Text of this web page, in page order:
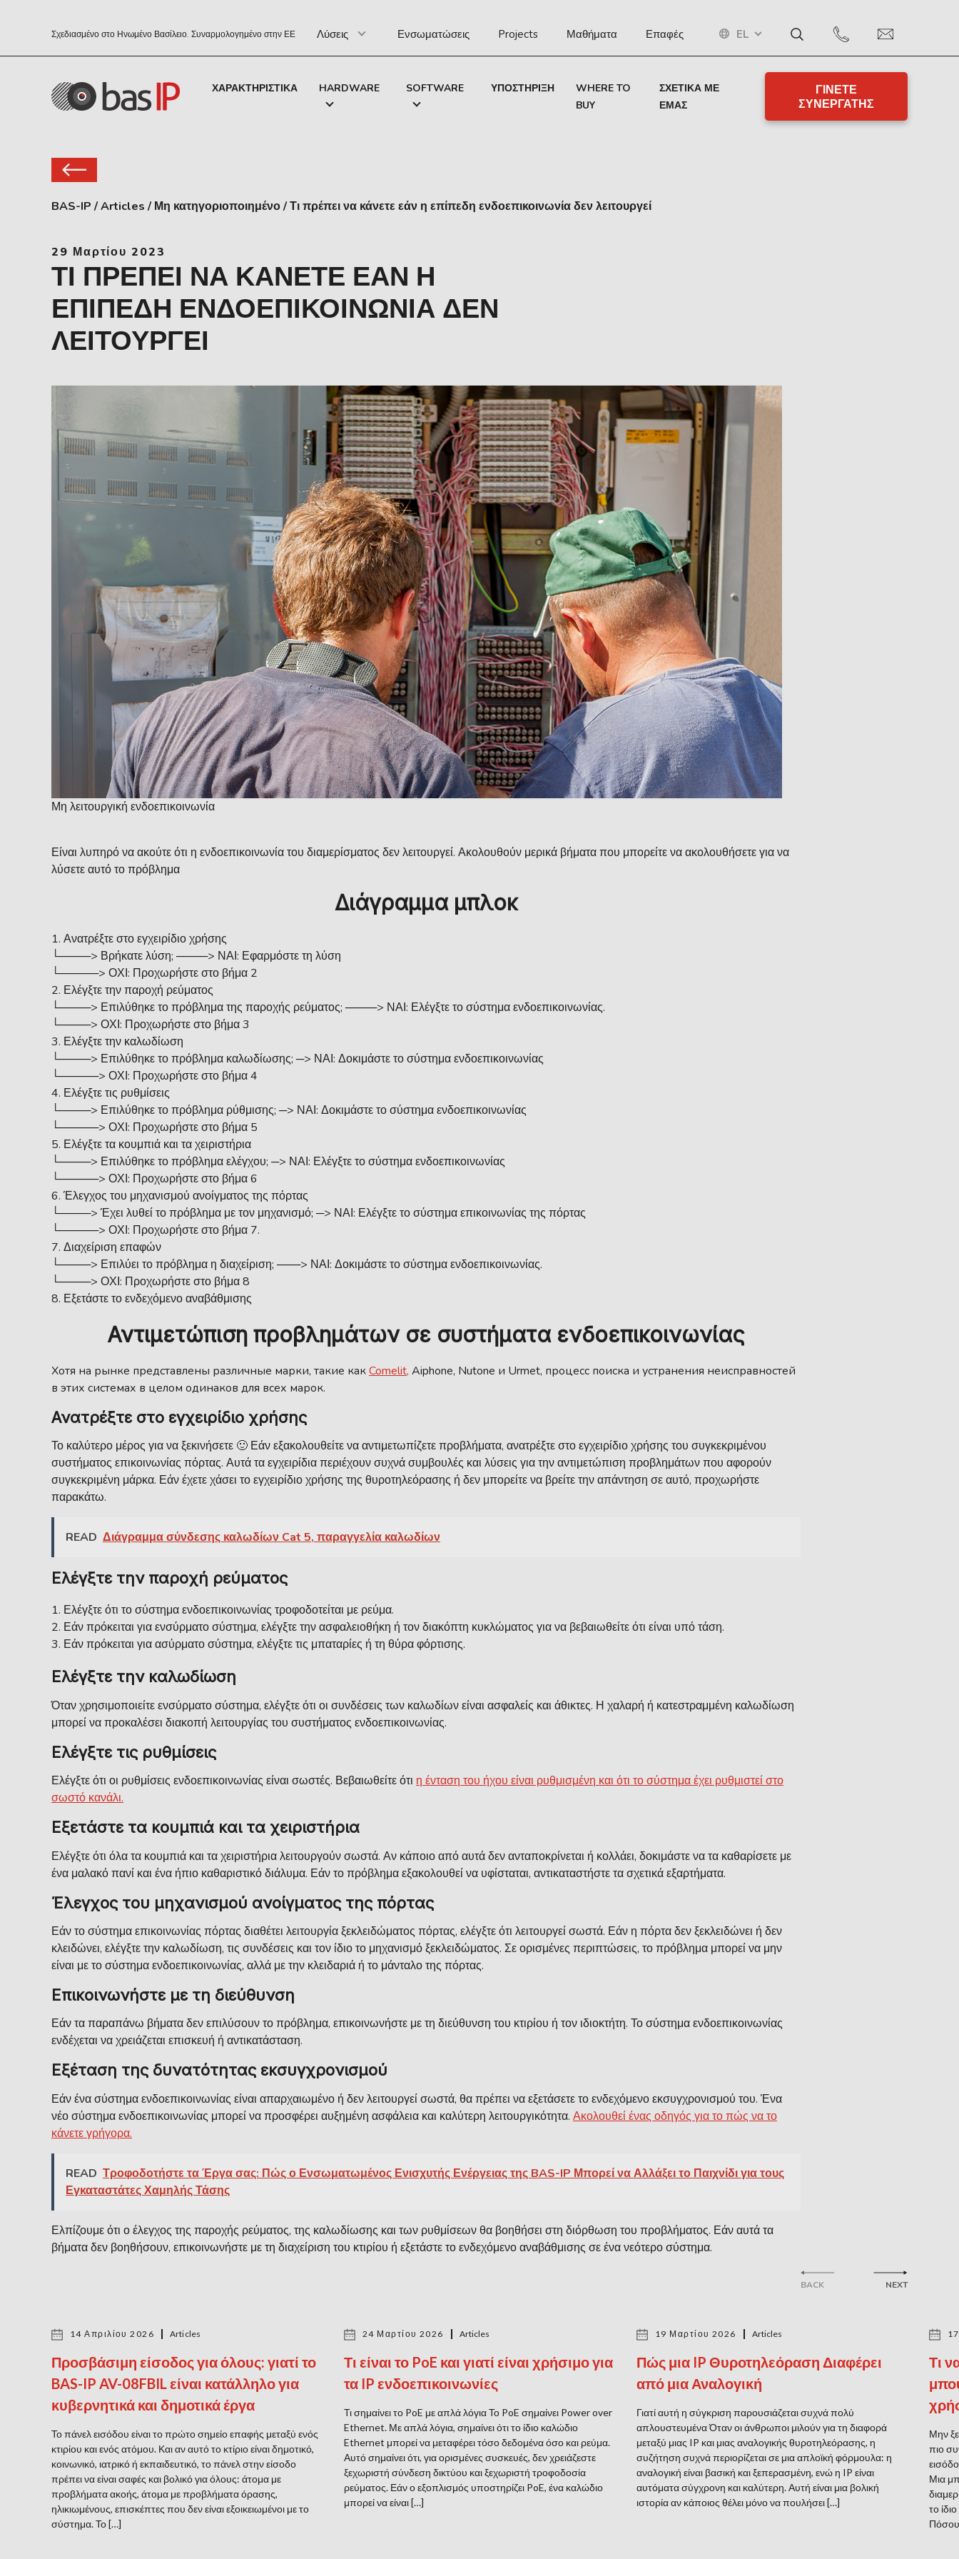
Σχεδιασμένο στο Ηνωμένο Βασίλειο. Συναρμολογημένο στην ΕΕ Λύσεις Ενσωματώσεις Projects Μαθήματα Επαφές EL
ΧΑΡΑΚΤΗΡΙΣΤΙΚΆ HARDWARE SOFTWARE ΥΠΟΣΤΉΡΙΞΗ
WHERE TO
BUY
ΣΧΕΤΙΚΆ ΜΕ
ΕΜΆΣ
ΓΙΝΕΤΕ
ΣΥΝΕΡΓΑΤΗΣ
BAS-IP /Articles / Μη κατηγοριοποιημένο/Τι πρέπει να κάνετε εάν η επίπεδη ενδοεπικοινωνία δεν λειτουργεί
29 Μαρτίου 2023
ΤΙ ΠΡΈΠΕΙ ΝΑ ΚΆΝΕΤΕ ΕΆΝ Η
ΕΠΊΠΕΔΗ ΕΝΔΟΕΠΙΚΟΙΝΩΝΊΑ ΔΕΝ
ΛΕΙΤΟΥΡΓΕΊ
Μη λειτουργική ενδοεπικοινωνία
Είναι λυπηρό να ακούτε ότι η ενδοεπικοινωνία του διαμερίσματος δεν λειτουργεί. Ακολουθούν μερικά βήματα που μπορείτε να ακολουθήσετε για να
λύσετε αυτό το πρόβλημα
Διάγραμμα μπλοκ
Ανατρέξτε στο εγχειρίδιο χρήσης
└────> Βρήκατε λύση; ────> ΝΑΙ: Εφαρμόστε τη λύση
└─────> ΟΧΙ: Προχωρήστε στο βήμα 2
Ελέγξτε την παροχή ρεύματος
└────> Επιλύθηκε το πρόβλημα της παροχής ρεύματος; ────> ΝΑΙ: Ελέγξτε το σύστημα ενδοεπικοινωνίας.
└────> ΟΧΙ: Προχωρήστε στο βήμα 3
Ελέγξτε την καλωδίωση
└────> Επιλύθηκε το πρόβλημα καλωδίωσης; ─> ΝΑΙ: Δοκιμάστε το σύστημα ενδοεπικοινωνίας
└─────> ΟΧΙ: Προχωρήστε στο βήμα 4
Ελέγξτε τις ρυθμίσεις
└────> Επιλύθηκε το πρόβλημα ρύθμισης; ─> ΝΑΙ: Δοκιμάστε το σύστημα ενδοεπικοινωνίας
└─────> ΟΧΙ: Προχωρήστε στο βήμα 5
Ελέγξτε τα κουμπιά και τα χειριστήρια
└────> Επιλύθηκε το πρόβλημα ελέγχου; ─> ΝΑΙ: Ελέγξτε το σύστημα ενδοεπικοινωνίας
└─────> ΟΧΙ: Προχωρήστε στο βήμα 6
Έλεγχος του μηχανισμού ανοίγματος της πόρτας
└────> Έχει λυθεί το πρόβλημα με τον μηχανισμό; ─> ΝΑΙ: Ελέγξτε το σύστημα επικοινωνίας της πόρτας
└─────> ΟΧΙ: Προχωρήστε στο βήμα 7.
Διαχείριση επαφών
└────> Επιλύει το πρόβλημα η διαχείριση; ───> ΝΑΙ: Δοκιμάστε το σύστημα ενδοεπικοινωνίας.
└────> ΟΧΙ: Προχωρήστε στο βήμα 8
Εξετάστε το ενδεχόμενο αναβάθμισης
Αντιμετώπιση προβλημάτων σε συστήματα ενδοεπικοινωνίας
Хотя на рынке представлены различные марки, такие какComelit, Aiphone, Nutone и Urmet, процесс поиска и устранения неисправностей
в этих системах в целом одинаков для всех марок.
Ανατρέξτε στο εγχειρίδιο χρήσης
Το καλύτερο μέρος για να ξεκινήσετε 🙂 Εάν εξακολουθείτε να αντιμετωπίζετε προβλήματα, ανατρέξτε στο εγχειρίδιο χρήσης του συγκεκριμένου
συστήματος επικοινωνίας πόρτας. Αυτά τα εγχειρίδια περιέχουν συχνά συμβουλές και λύσεις για την αντιμετώπιση προβλημάτων που αφορούν
συγκεκριμένη μάρκα. Εάν έχετε χάσει το εγχειρίδιο χρήσης της θυροτηλεόρασης ή δεν μπορείτε να βρείτε την απάντηση σε αυτό, προχωρήστε
παρακάτω.
READ Διάγραμμα σύνδεσης καλωδίων Cat 5, παραγγελία καλωδίων
Ελέγξτε την παροχή ρεύματος
Ελέγξτε ότι το σύστημα ενδοεπικοινωνίας τροφοδοτείται με ρεύμα.
Εάν πρόκειται για ενσύρματο σύστημα, ελέγξτε την ασφαλειοθήκη ή τον διακόπτη κυκλώματος για να βεβαιωθείτε ότι είναι υπό τάση.
Εάν πρόκειται για ασύρματο σύστημα, ελέγξτε τις μπαταρίες ή τη θύρα φόρτισης.
Ελέγξτε την καλωδίωση
Όταν χρησιμοποιείτε ενσύρματο σύστημα, ελέγξτε ότι οι συνδέσεις των καλωδίων είναι ασφαλείς και άθικτες. Η χαλαρή ή κατεστραμμένη καλωδίωση
μπορεί να προκαλέσει διακοπή λειτουργίας του συστήματος ενδοεπικοινωνίας.
Ελέγξτε τις ρυθμίσεις
Ελέγξτε ότι οι ρυθμίσεις ενδοεπικοινωνίας είναι σωστές. Βεβαιωθείτε ότι η ένταση του ήχου είναι ρυθμισμένη και ότι το σύστημα έχει ρυθμιστεί στο
σωστό κανάλι.
Εξετάστε τα κουμπιά και τα χειριστήρια
Ελέγξτε ότι όλα τα κουμπιά και τα χειριστήρια λειτουργούν σωστά. Αν κάποιο από αυτά δεν ανταποκρίνεται ή κολλάει, δοκιμάστε να τα καθαρίσετε με
ένα μαλακό πανί και ένα ήπιο καθαριστικό διάλυμα. Εάν το πρόβλημα εξακολουθεί να υφίσταται, αντικαταστήστε τα σχετικά εξαρτήματα.
Έλεγχος του μηχανισμού ανοίγματος της πόρτας
Εάν το σύστημα επικοινωνίας πόρτας διαθέτει λειτουργία ξεκλειδώματος πόρτας, ελέγξτε ότι λειτουργεί σωστά. Εάν η πόρτα δεν ξεκλειδώνει ή δεν
κλειδώνει, ελέγξτε την καλωδίωση, τις συνδέσεις και τον ίδιο το μηχανισμό ξεκλειδώματος. Σε ορισμένες περιπτώσεις, το πρόβλημα μπορεί να μην
είναι με το σύστημα ενδοεπικοινωνίας, αλλά με την κλειδαριά ή το μάνταλο της πόρτας.
Επικοινωνήστε με τη διεύθυνση
Εάν τα παραπάνω βήματα δεν επιλύσουν το πρόβλημα, επικοινωνήστε με τη διεύθυνση του κτιρίου ή τον ιδιοκτήτη. Το σύστημα ενδοεπικοινωνίας
ενδέχεται να χρειάζεται επισκευή ή αντικατάσταση.
Εξέταση της δυνατότητας εκσυγχρονισμού
Εάν ένα σύστημα ενδοεπικοινωνίας είναι απαρχαιωμένο ή δεν λειτουργεί σωστά, θα πρέπει να εξετάσετε το ενδεχόμενο εκσυγχρονισμού του. Ένα
νέο σύστημα ενδοεπικοινωνίας μπορεί να προσφέρει αυξημένη ασφάλεια και καλύτερη λειτουργικότητα. Ακολουθεί ένας οδηγός για το πώς να το
κάνετε γρήγορα.
READ Τροφοδοτήστε τα Έργα σας: Πώς ο Ενσωματωμένος Ενισχυτής Ενέργειας της BAS-IP Μπορεί να Αλλάξει το Παιχνίδι για τους
Εγκαταστάτες Χαμηλής Τάσης
Ελπίζουμε ότι ο έλεγχος της παροχής ρεύματος, της καλωδίωσης και των ρυθμίσεων θα βοηθήσει στη διόρθωση του προβλήματος. Εάν αυτά τα
βήματα δεν βοηθήσουν, επικοινωνήστε με τη διαχείριση του κτιρίου ή εξετάστε το ενδεχόμενο αναβάθμισης σε ένα νεότερο σύστημα.
BACK
14 Απριλίου 2026 Articles
Προσβάσιμη είσοδος για όλους: γιατί το
BAS-IP AV-08FBIL είναι κατάλληλο για
κυβερνητικά και δημοτικά έργα
Το πάνελ εισόδου είναι το πρώτο σημείο επαφής μεταξύ ενός
κτιρίου και ενός ατόμου. Και αν αυτό το κτίριο είναι δημοτικό,
κοινωνικό, ιατρικό ή εκπαιδευτικό, το πάνελ στην είσοδο
πρέπει να είναι σαφές και βολικό για όλους: άτομα με
προβλήματα ακοής, άτομα με προβλήματα όρασης,
ηλικιωμένους, επισκέπτες που δεν είναι εξοικειωμένοι με το
σύστημα. Το […]
24 Μαρτίου 2026 Articles
Τι είναι το PoE και γιατί είναι χρήσιμο για
τα IP ενδοεπικοινωνίες
Τι σημαίνει το PoE με απλά λόγια Το PoE σημαίνει Power over
Ethernet. Με απλά λόγια, σημαίνει ότι το ίδιο καλώδιο
Ethernet μπορεί να μεταφέρει τόσο δεδομένα όσο και ρεύμα.
Αυτό σημαίνει ότι, για ορισμένες συσκευές, δεν χρειάζεστε
ξεχωριστή σύνδεση δικτύου και ξεχωριστή τροφοδοσία
ρεύματος. Εάν ο εξοπλισμός υποστηρίζει PoE, ένα καλώδιο
μπορεί να είναι […]
19 Μαρτίου 2026 Articles
Πώς μια IP Θυροτηλεόραση Διαφέρει
από μια Αναλογική
Γιατί αυτή η σύγκριση παρουσιάζεται συχνά πολύ
απλουστευμένα Όταν οι άνθρωποι μιλούν για τη διαφορά
μεταξύ μιας IP και μιας αναλογικής θυροτηλεόρασης, η
συζήτηση συχνά περιορίζεται σε μια απλοϊκή φόρμουλα: η
αναλογική είναι βασική και ξεπερασμένη, ενώ η IP είναι
αυτόματα σύγχρονη και καλύτερη. Αυτή είναι μια βολική
ιστορία αν κάποιος θέλει μόνο να πουλήσει […]
Τι
Μην
πιο
Μια
το
NEXT